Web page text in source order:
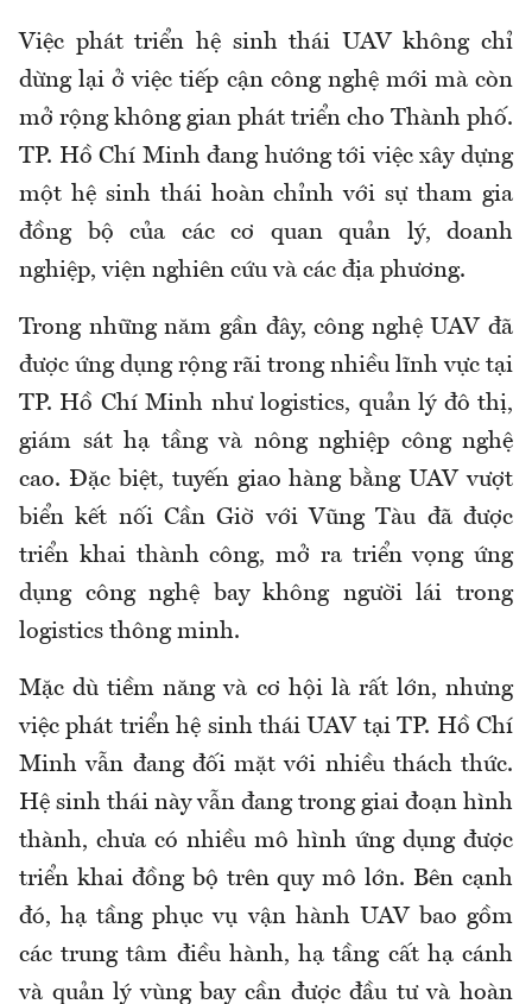
Việc phát triển hệ sinh thái UAV không chỉ
dừng lại ở việc tiếp cận công nghệ mới mà còn
mở rộng không gian phát triển cho Thành phố.
TP. Hồ Chí Minh đang hướng tới việc xây dựng
một hệ sinh thái hoàn chỉnh với sự tham gia
đồng bộ của các cơ quan quản lý, doanh
nghiệp, viện nghiên cứu và các địa phương.
Trong những năm gần đây, công nghệ UAV đã
được ứng dụng rộng rãi trong nhiều lĩnh vực tại
TP. Hồ Chí Minh như logistics, quản lý đô thị,
giám sát hạ tầng và nông nghiệp công nghệ
cao. Đặc biệt, tuyến giao hàng bằng UAV vượt
biển kết nối Cần Giờ với Vũng Tàu đã được
triển khai thành công, mở ra triển vọng ứng
dụng công nghệ bay không người lái trong
logistics thông minh.
Mặc dù tiềm năng và cơ hội là rất lớn, nhưng
việc phát triển hệ sinh thái UAV tại TP. Hồ Chí
Minh vẫn đang đối mặt với nhiều thách thức.
Hệ sinh thái này vẫn đang trong giai đoạn hình
thành, chưa có nhiều mô hình ứng dụng được
triển khai đồng bộ trên quy mô lớn. Bên cạnh
đó, hạ tầng phục vụ vận hành UAV bao gồm
các trung tâm điều hành, hạ tầng cất hạ cánh
và quản lý vùng bay cần được đầu tư và hoàn